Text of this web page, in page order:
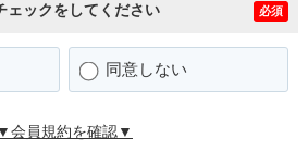
ェックをしてください 必須
同意しない
▼会員規約を確認▼